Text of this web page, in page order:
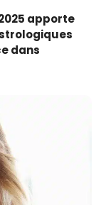
apporte
dans